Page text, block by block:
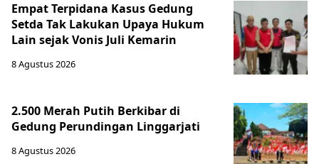
Empat Terpidana Kasus Gedung
Setda Tak Lakukan Upaya Hukum
Lain sejak Vonis Juli Kemarin
8 Agustus 2026
2.500 Merah Putih Berkibar di
Gedung Perundingan Linggarjati
8 Agustus 2026